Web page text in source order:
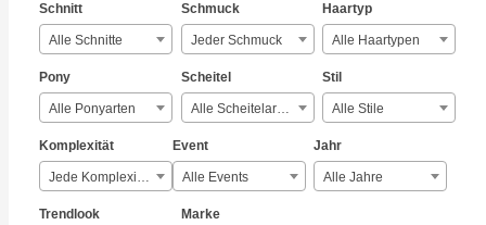
Schnitt
Alle Schnitte
Schmuck
Jeder Schmuck
Haartyp
Alle Haartypen
Pony
Alle Ponyarten
Scheitel
Alle Scheitelarten
Stil
Alle Stile
Komplexität
Jede Komplexität
Event
Alle Events
Jahr
Alle Jahre
Trendlook Marke